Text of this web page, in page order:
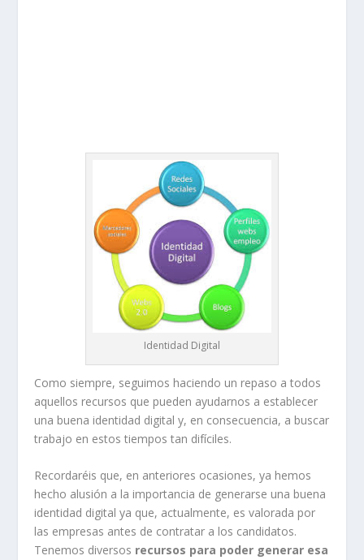
Identidad Digital
Como siempre, seguimos haciendo un repaso a todos
aquellos recursos que pueden ayudarnos a establecer
una buena identidad digital y, en consecuencia, a buscar
trabajo en estos tiempos tan difíciles.
Recordaréis que, en anteriores ocasiones, ya hemos
hecho alusión a la importancia de generarse una buena
identidad digital ya que, actualmente, es valorada por
las empresas antes de contratar a los candidatos.
Tenemos diversos recursos para poder generar esa